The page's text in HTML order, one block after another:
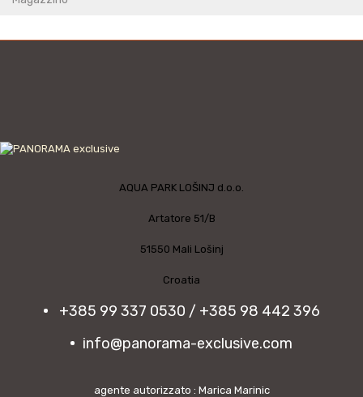
AQUA PARK LOŠINJ d.o.o.
Artatore 51/B
51550 Mali Lošinj
Croatia
+385 99 337 0530 / +385 98 442 396
info@panorama-exclusive.com
agente autorizzato : Marica Marinic